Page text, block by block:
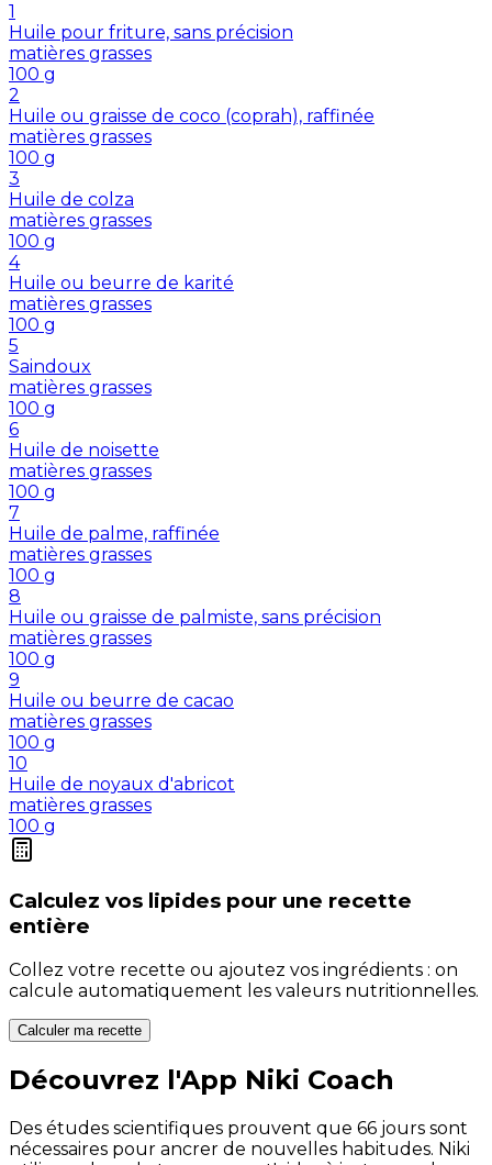
1
Huile pour friture, sans précision
matières grasses
100 g
2
Huile ou graisse de coco (coprah), raffinée
matières grasses
100 g
3
Huile de colza
matières grasses
100 g
4
Huile ou beurre de karité
matières grasses
100 g
5
Saindoux
matières grasses
100 g
6
Huile de noisette
matières grasses
100 g
7
Huile de palme, raffinée
matières grasses
100 g
8
Huile ou graisse de palmiste, sans précision
matières grasses
100 g
9
Huile ou beurre de cacao
matières grasses
100 g
10
Huile de noyaux d'abricot
matières grasses
100 g
Calculez vos lipides pour une recette
entière
Collez votre recette ou ajoutez vos ingrédients : on
calcule automatiquement les valeurs nutritionnelles.
Calculer ma recette
Découvrez l'App Niki Coach
Des études scientifiques prouvent que 66 jours sont
nécessaires pour ancrer de nouvelles habitudes. Niki